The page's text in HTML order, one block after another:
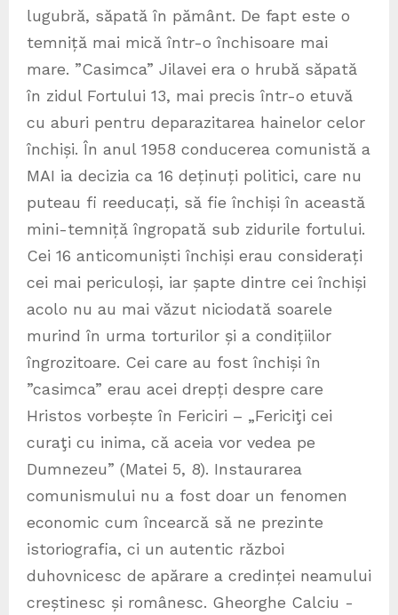
lugubră, săpată în pământ. De fapt este o
temniță mai mică într-o închisoare mai
mare. ”Casimca” Jilavei era o hrubă săpată
în zidul Fortului 13, mai precis într-o etuvă
cu aburi pentru deparazitarea hainelor celor
închiși. În anul 1958 conducerea comunistă a
MAI ia decizia ca 16 deținuți politici, care nu
puteau fi reeducați, să fie închiși în această
mini-temniță îngropată sub zidurile fortului.
Cei 16 anticomuniști închiși erau considerați
cei mai periculoși, iar șapte dintre cei închiși
acolo nu au mai văzut niciodată soarele
murind în urma torturilor și a condițiilor
îngrozitoare. Cei care au fost închiși în
”casimca” erau acei drepți despre care
Hristos vorbește în Fericiri – „Fericiţi cei
curaţi cu inima, că aceia vor vedea pe
Dumnezeu” (Matei 5, 8). Instaurarea
comunismului nu a fost doar un fenomen
economic cum încearcă să ne prezinte
istoriografia, ci un autentic război
duhovnicesc de apărare a credinței neamului
creștinesc și românesc. Gheorghe Calciu -